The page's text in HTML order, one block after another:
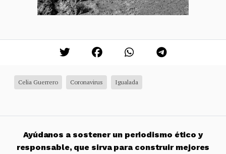
Celia Guerrero Coronavirus Igualada
Ayúdanos a sostener un periodismo ético y
responsable, que sirva para construir mejores